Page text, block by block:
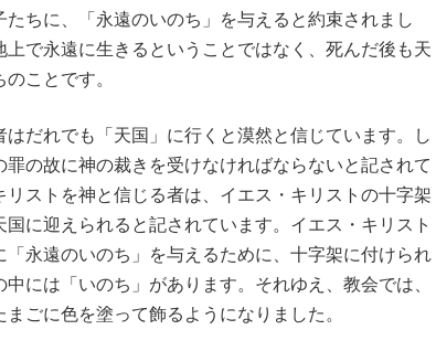
ちに、「永遠のいのち」を与えると約束されまし
で永遠に生きるということではなく、死んだ後も天
ことです。
だれでも「天国」に行くと漠然と信じています。し
の故に神の裁きを受けなければならないと記されて
ストを神と信じる者は、イエス・キリストの十字架
に迎えられると記されています。イエス・キリスト
永遠のいのち」を与えるために、十字架に付けられ
には「いのち」があります。それゆえ、教会では、
ごに色を塗って飾るようになりました。